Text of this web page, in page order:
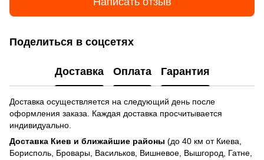
Поделиться в соцсетях
Доставка Оплата Гарантия
Доставка осуществляется на следующий день после
оформления заказа. Каждая доставка просчитывается
индивидуально.
Доставка Киев и ближайшие районы (до 40 км от Киева,
Борисполь, Бровары, Васильков, Вишневое, Вышгород, Гатне,